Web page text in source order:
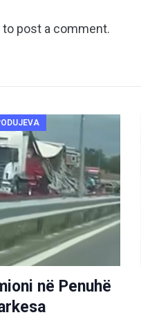
to post a comment.
në Penuhë